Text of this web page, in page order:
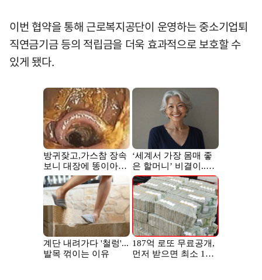
이번 협약을 통해 근로복지공단이 운영하는 중소기업퇴
직연금기금 등의 적립금을 더욱 효과적으로 보호할 수
있게 됐다.